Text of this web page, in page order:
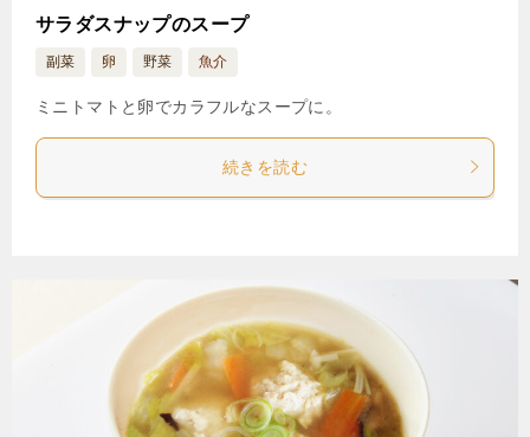
サラダスナップのスープ
副菜 卵 野菜 魚介
ミニトマトと卵でカラフルなスープに。
続きを読む